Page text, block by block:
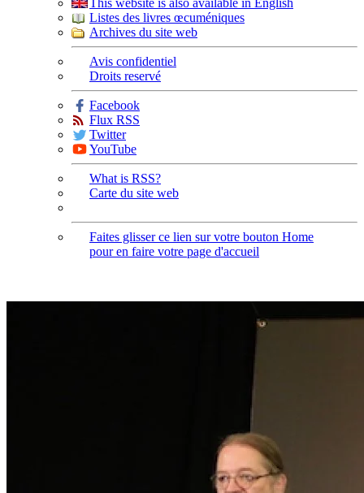
This website is also available in English
Listes des livres œcuméniques
Archives du site web
Avis confidentiel
Droits reservé
Facebook
Flux RSS
Twitter
YouTube
What is RSS?
Carte du site web
Faites glisser ce lien sur votre bouton Home
pour en faire votre page d'accueil